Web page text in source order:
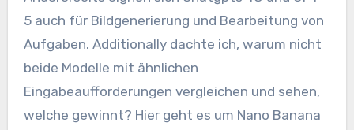
5 auch für Bildgenerierung und Bearbeitung von
Aufgaben. Additionally dachte ich, warum nicht
beide Modelle mit ähnlichen
Eingabeaufforderungen vergleichen und sehen,
welche gewinnt? Hier geht es um Nano Banana